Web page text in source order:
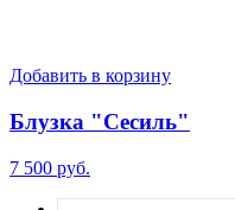
Добавить в корзину
Блузка "Сесиль"
7 500 руб.